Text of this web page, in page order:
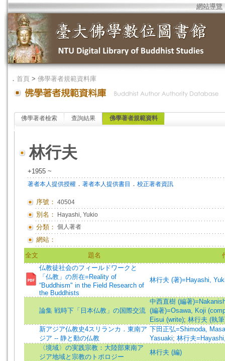
網站導覽
． 首頁 > 佛學著者規範資料庫
佛學著者檢索 查詢結果 佛學著者規範資料
林行夫
+1955 ~
著者本人提供授權 ． 著者本人提供書目 ． 校正著者資訊
序號： 40504
別名： Hayashi, Yukio
分類： 個人著者
網站：
全文 題名
仏教徒社会のフィールドワークと
「仏教」の所在=Reality of
“Buddhism" in the Field Research of
the Buddhists
林行夫 (著)=Hayashi,
論集 戦時下「日本仏教」の国際交流
中西直樹 (編著
(編著)=Osawa, Koji
Eisui (write); 林行夫 (執
新アジア仏教史4スリランカ．東南ア
ジア -- 静と動の仏教
下田正弘=Shimoda,
Yasuaki; 林行夫
〈境域〉の実践宗教：大陸部東南ア
ジア地域と宗教のトポロジー
林行夫 (編)